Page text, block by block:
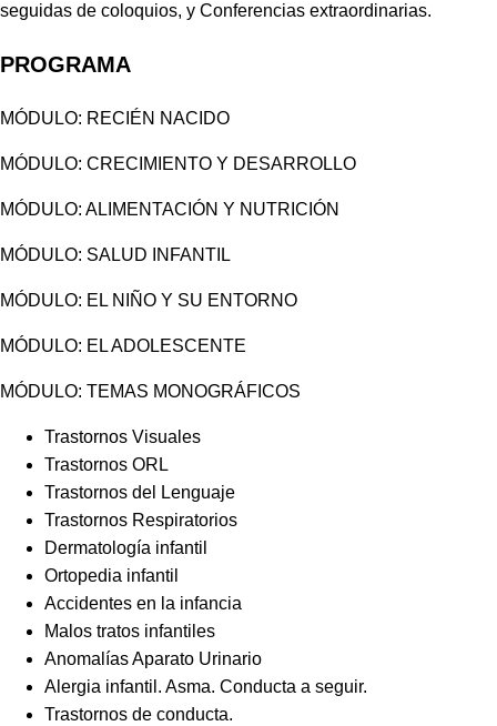
seguidas de coloquios, y Conferencias extraordinarias.
PROGRAMA
MÓDULO: RECIÉN NACIDO
MÓDULO: CRECIMIENTO Y DESARROLLO
MÓDULO: ALIMENTACIÓN Y NUTRICIÓN
MÓDULO: SALUD INFANTIL
MÓDULO: EL NIÑO Y SU ENTORNO
MÓDULO: EL ADOLESCENTE
MÓDULO: TEMAS MONOGRÁFICOS
Trastornos Visuales
Trastornos ORL
Trastornos del Lenguaje
Trastornos Respiratorios
Dermatología infantil
Ortopedia infantil
Accidentes en la infancia
Malos tratos infantiles
Anomalías Aparato Urinario
Alergia infantil. Asma. Conducta a seguir.
Trastornos de conducta.